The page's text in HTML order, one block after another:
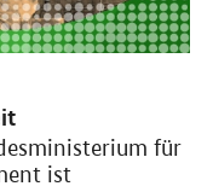
für
ist